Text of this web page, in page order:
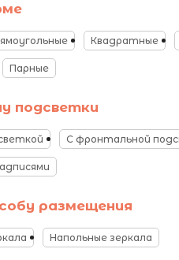
Квадратные
Парные
подсветки
С фронтальной
размещения
Напольные зеркала